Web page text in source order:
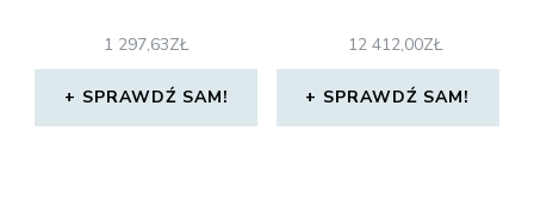
1 297,63ZŁ
SPRAWDŹ SAM!
12 412,00ZŁ
SPRAWDŹ SAM!